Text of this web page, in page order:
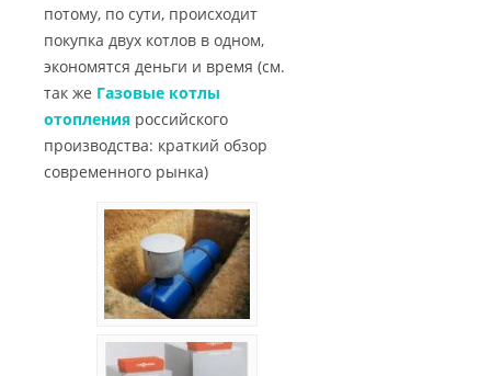
потому, по сути, происходит
покупка двух котлов в одном,
экономятся деньги и время (см.
так же Газовые котлы
отопления российского
производства: краткий обзор
современного рынка)